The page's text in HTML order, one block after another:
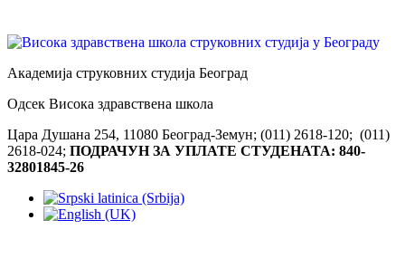
Академија струковних студија Београд
Одсек Висока здравствена школа
Цара Душана 254, 11080 Београд-Земун; (011) 2618-120; (011)
2618-024; ПОДРАЧУН ЗА УПЛАТЕ СТУДЕНАТА: 840-
32801845-26